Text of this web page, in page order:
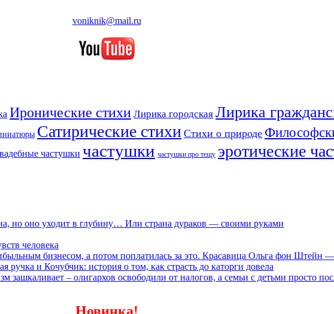
voniknik@mail.ru
Иронические стихи Лирика городская Лирика
Сатирические стихи Стихи о природе
частушки частушки частушки про тещу эротические
но оно уходит в глубину… Или страна дураков — своими руками
человека
бизнесом, а потом поплатилась за это. Красавица Ольга фон Штейн
и Кочубчик: история о том, как страсть до каторги довела
– олигархов освободили от налогов, а семьи с детьми просто